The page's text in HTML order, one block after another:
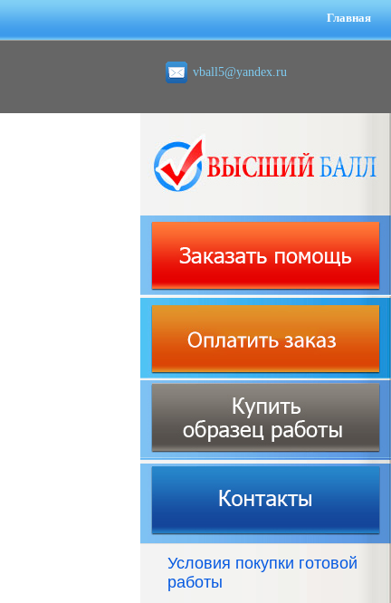
Главная
vball5@yandex.ru
Условия покупки готовой
работы